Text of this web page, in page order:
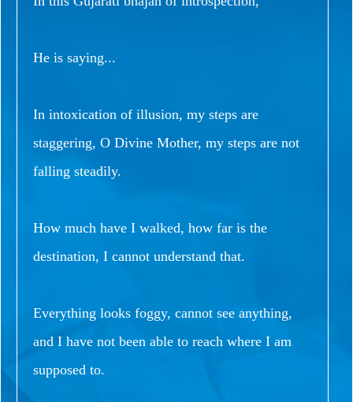
He is saying...
In intoxication of illusion, my steps are
staggering, O Divine Mother, my steps are not
falling steadily.
How much have I walked, how far is the
destination, I cannot understand that.
Everything looks foggy, cannot see anything,
and I have not been able to reach where I am
supposed to.